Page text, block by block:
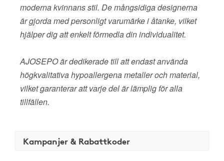
moderna kvinnans stil. De mångsidiga designerna
är gjorda med personligt varumärke i åtanke, vilket
hjälper dig att enkelt förmedla din individualitet.
AJOSEPO är dedikerade till att endast använda
högkvalitativa hypoallergena metaller och material,
vilket garanterar att varje del är lämplig för alla
tillfällen.
Kampanjer & Rabattkoder